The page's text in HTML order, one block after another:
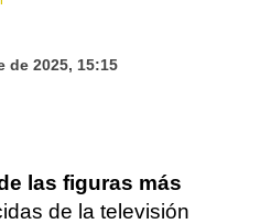
de 2025, 15:15
las figuras más
de la televisión